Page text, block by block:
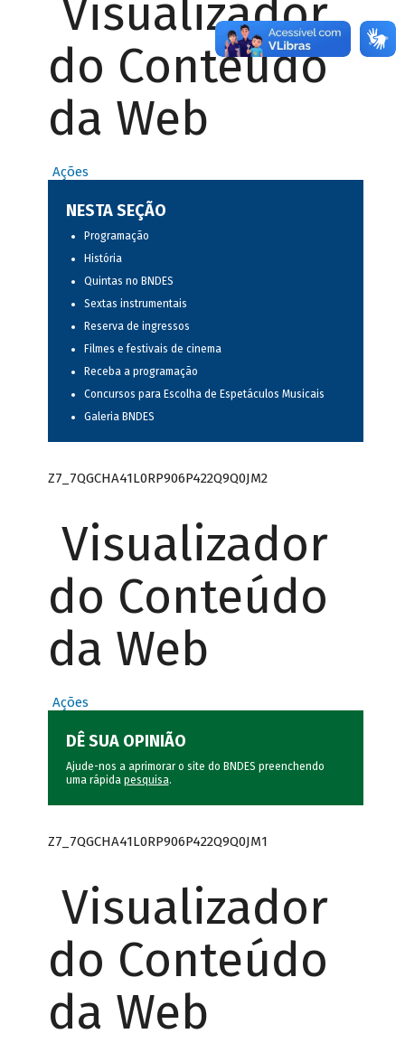
Visualizador
do Conteúdo
da Web
Ações
NESTA SEÇÃO
Programação
História
Quintas no BNDES
Sextas instrumentais
Reserva de ingressos
Filmes e festivais de cinema
Receba a programação
Concursos para Escolha de Espetáculos Musicais
Galeria BNDES
Z7_7QGCHA41L0RP906P422Q9Q0JM2
Visualizador
do Conteúdo
da Web
Ações
DÊ SUA OPINIÃO
Ajude-nos a aprimorar o site do BNDES preenchendo
uma rápida pesquisa.
Z7_7QGCHA41L0RP906P422Q9Q0JM1
Visualizador
do Conteúdo
da Web